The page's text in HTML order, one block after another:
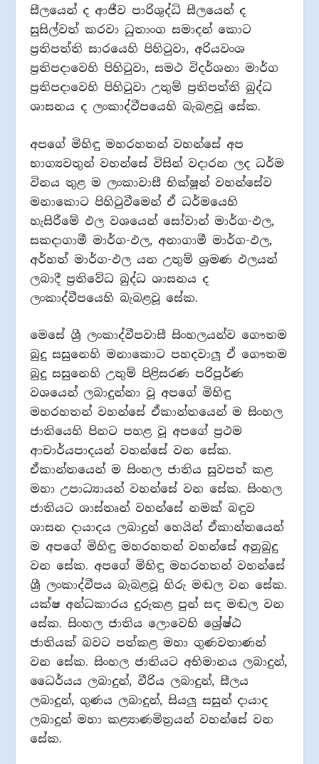
සීලයෙන් ද ආජීව පාරිශුද්ධි සීලයෙන් ද
සුසිල්වත් කරවා ධුතාංග සමාදන් කොට
ප්‍රතිපත්ති සාරයෙහි පිහිටුවා, අරියවංශ
ප්‍රතිපදාවෙහි පිහිටුවා, සමථ විදර්ශනා මාර්ග
ප්‍රතිපදාවෙහි පිහිටුවා උතුම් ප්‍රතිපත්ති බුද්ධ
ශාසනය ද ලංකාද්වීපයෙහි බැබළවූ සේක.
අපගේ මිහිඳු මහරහතන් වහන්සේ අප
භාග්‍යවතුන් වහන්සේ විසින් වදාරන ලද ධර්ම
විනය තුළ ම ලංකාවාසී භික්ෂූන් වහන්සේව
මනාකොට පිහිටුවීමෙන් ඒ ධර්මයෙහි
හැසිරීමේ ඵල වශයෙන් සෝවාන් මාර්ග-ඵල,
සකදාගාමී මාර්ග-ඵල, අනාගාමී මාර්ග-ඵල,
අර්හත් මාර්ග-ඵල යන උතුම් ශ්‍රමණ ඵලයන්
ලබාදී ප්‍රතිවේධ බුද්ධ ශාසනය ද
ලංකාද්වීපයෙහි බැබළවූ සේක.
මෙසේ ශ්‍රී ලංකාද්වීපවාසී සිංහලයන්ව ගෞතම
බුදු සසුනෙහි මනාකොට පහදවාලූ ඒ ගෞතම
බුදු සසුනෙහි උතුම් පිළිසරණ පරිපූර්ණ
වශයෙන් ලබාදුන්නා වූ අපගේ මිහිඳු
මහරහතන් වහන්සේ ඒකාන්තයෙන් ම සිංහල
ජාතියෙහි පිනට පහළ වූ අපගේ ප්‍රථම
ආචාර්යපාදයන් වහන්සේ වන සේක.
ඒකාන්තයෙන් ම සිංහල ජාතිය සුවපත් කළ
මහා උපාධ්‍යායන් වහන්සේ වන සේක. සිංහල
ජාතියට ශාස්තෘන් වහන්සේ නමක් බඳුව
ශාසන දායාදය ලබාදුන් හෙයින් ඒකාන්තයෙන්
ම අපගේ මිහිඳු මහරහතන් වහන්සේ අනුබුදු
වන සේක. අපගේ මිහිඳු මහරහතන් වහන්සේ
ශ්‍රී ලංකාද්වීපය බැබළවූ හිරු මඬල වන සේක.
යක්ෂ අන්ධකාරය දුරුකළ පුන් සඳ මඬල වන
සේක. සිංහල ජාතිය ලොවෙහි ශ්‍රේෂ්ඨ
ජාතියක් බවට පත්කළ මහා ගුණවතාණන්
වන සේක. සිංහල ජාතියට අභිමානය ලබාදුන්,
ධෛර්යය ලබාදුන්, වීරිය ලබාදුන්, සීලය
ලබාදුන්, ගුණය ලබාදුන්, සියලු සසුන් දායාද
ලබාදුන් මහා කළ්‍යාණමිත්‍රයන් වහන්සේ වන
සේක.